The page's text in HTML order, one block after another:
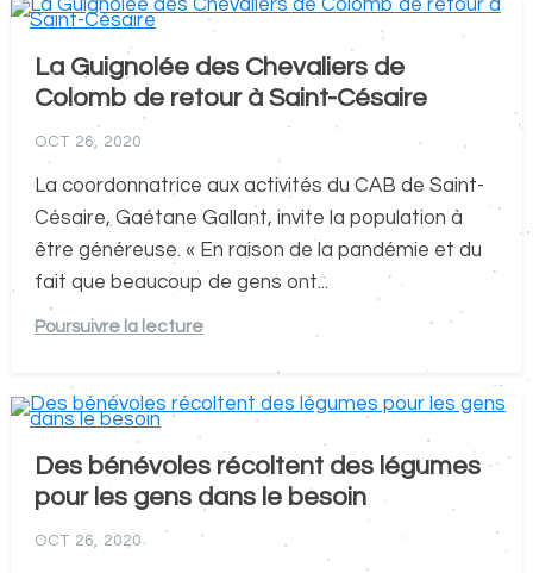
La Guignolée des Chevaliers de
Colomb de retour à Saint-Césaire
OCT 26, 2020
La coordonnatrice aux activités du CAB de Saint-
Césaire, Gaétane Gallant, invite la population à
être généreuse. « En raison de la pandémie et du
fait que beaucoup de gens ont...
Poursuivre la lecture
Des bénévoles récoltent des légumes
pour les gens dans le besoin
OCT 26, 2020